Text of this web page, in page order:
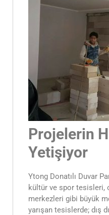
Projelerin
Yetişiyor
Ytong Donatılı Duvar
kültür ve spor tesisleri,
merkezleri gibi büyük
yarışan tesislerde; dış